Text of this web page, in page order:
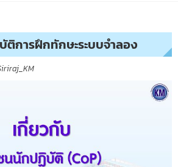
ติการฝึกทักษะระบบจำลอง